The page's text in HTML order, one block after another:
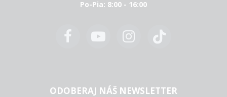
Po-Pia: 8:00 - 16:00
ODOBERAJ NÁŠ NEWSLETTER